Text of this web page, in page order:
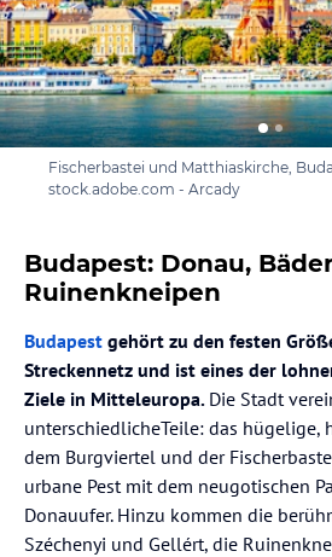
Fischerbastei und Matthiaskirche,
stock.adobe.com - Arcady
Budapest: Donau,
Ruinenkneipen
Budapest gehört zu den festen
Streckennetz und ist eines der
Ziele in Mitteleuropa. Die Stadt
unterschiedlicheTeile: das hügelige,
dem Burgviertel und der
urbane Pest mit dem neugotischen
Donauufer. Hinzu kommen die
Széchenyi und Gellért, die